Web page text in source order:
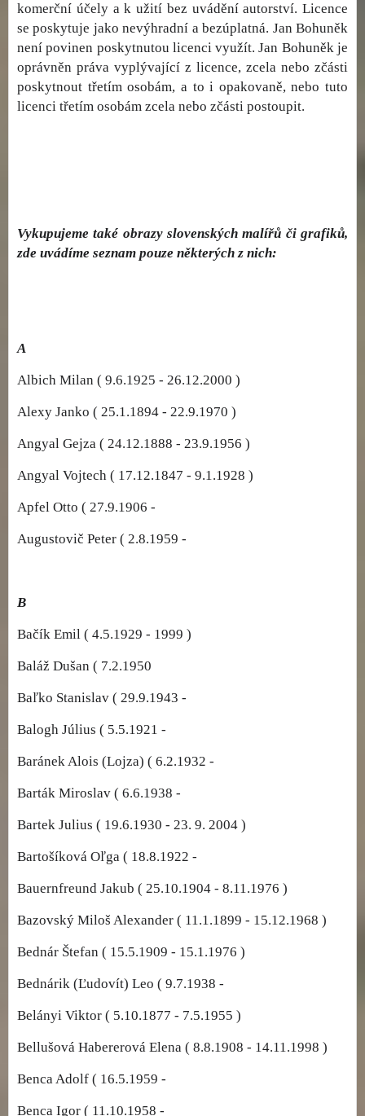
komerční účely a k užití bez uvádění autorství. Licence
se poskytuje jako nevýhradní a bezúplatná. Jan Bohuněk
není povinen poskytnutou licenci využít. Jan Bohuněk je
oprávněn práva vyplývající z licence, zcela nebo zčásti
poskytnout třetím osobám, a to i opakovaně, nebo tuto
licenci třetím osobám zcela nebo zčásti postoupit.
Vykupujeme také obrazy slovenských malířů či grafiků,
zde uvádíme seznam pouze některých z nich:
A
Albich Milan ( 9.6.1925 - 26.12.2000 )
Alexy Janko ( 25.1.1894 - 22.9.1970 )
Angyal Gejza ( 24.12.1888 - 23.9.1956 )
Angyal Vojtech ( 17.12.1847 - 9.1.1928 )
Apfel Otto ( 27.9.1906 -
Augustovič Peter ( 2.8.1959 -
B
Bačík Emil ( 4.5.1929 - 1999 )
Baláž Dušan ( 7.2.1950
Baľko Stanislav ( 29.9.1943 -
Balogh Július ( 5.5.1921 -
Baránek Alois (Lojza) ( 6.2.1932 -
Barták Miroslav ( 6.6.1938 -
Bartek Julius ( 19.6.1930 - 23. 9. 2004 )
Bartošíková Oľga ( 18.8.1922 -
Bauernfreund Jakub ( 25.10.1904 - 8.11.1976 )
Bazovský Miloš Alexander ( 11.1.1899 - 15.12.1968 )
Bednár Štefan ( 15.5.1909 - 15.1.1976 )
Bednárik (Ľudovít) Leo ( 9.7.1938 -
Belányi Viktor ( 5.10.1877 - 7.5.1955 )
Bellušová Habererová Elena ( 8.8.1908 - 14.11.1998 )
Benca Adolf ( 16.5.1959 -
Benca Igor ( 11.10.1958 -